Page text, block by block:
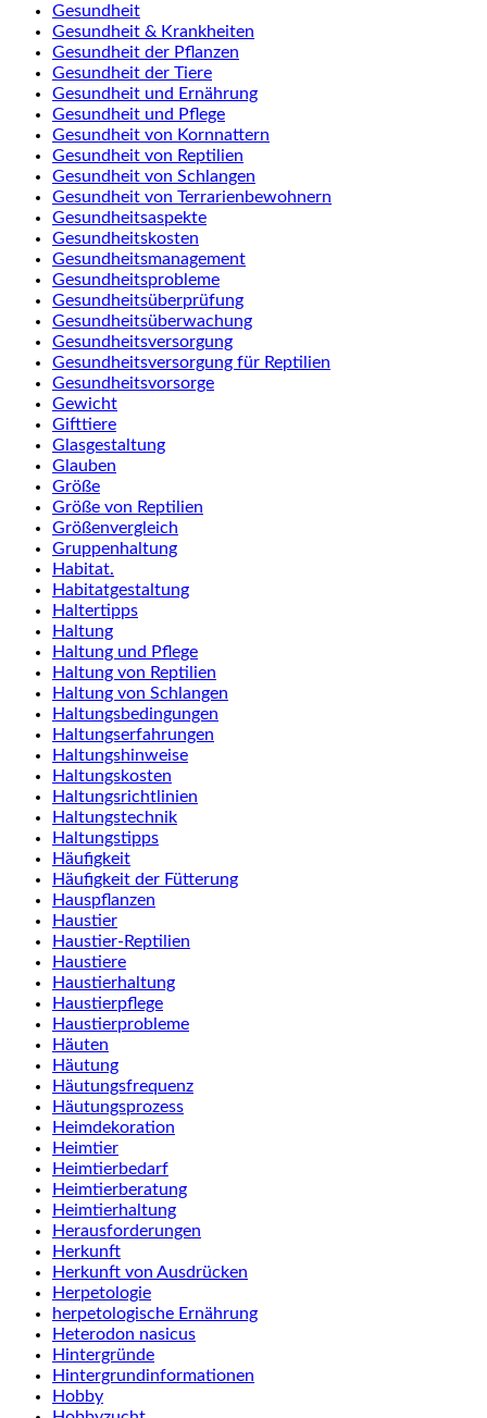
Gesundheit
Gesundheit & Krankheiten
Gesundheit der Pflanzen
Gesundheit der Tiere
Gesundheit und Ernährung
Gesundheit und Pflege
Gesundheit von Kornnattern
Gesundheit von Reptilien
Gesundheit von Schlangen
Gesundheit von Terrarienbewohnern
Gesundheitsaspekte
Gesundheitskosten
Gesundheitsmanagement
Gesundheitsprobleme
Gesundheitsüberprüfung
Gesundheitsüberwachung
Gesundheitsversorgung
Gesundheitsversorgung für Reptilien
Gesundheitsvorsorge
Gewicht
Gifttiere
Glasgestaltung
Glauben
Größe
Größe von Reptilien
Größenvergleich
Gruppenhaltung
Habitat.
Habitatgestaltung
Haltertipps
Haltung
Haltung und Pflege
Haltung von Reptilien
Haltung von Schlangen
Haltungsbedingungen
Haltungserfahrungen
Haltungshinweise
Haltungskosten
Haltungsrichtlinien
Haltungstechnik
Haltungstipps
Häufigkeit
Häufigkeit der Fütterung
Hauspflanzen
Haustier
Haustier-Reptilien
Haustiere
Haustierhaltung
Haustierpflege
Haustierprobleme
Häuten
Häutung
Häutungsfrequenz
Häutungsprozess
Heimdekoration
Heimtier
Heimtierbedarf
Heimtierberatung
Heimtierhaltung
Herausforderungen
Herkunft
Herkunft von Ausdrücken
Herpetologie
herpetologische Ernährung
Heterodon nasicus
Hintergründe
Hintergrundinformationen
Hobby